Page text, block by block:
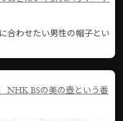
合わせたい男性の帽子とい
NHK BSの美の壺という番